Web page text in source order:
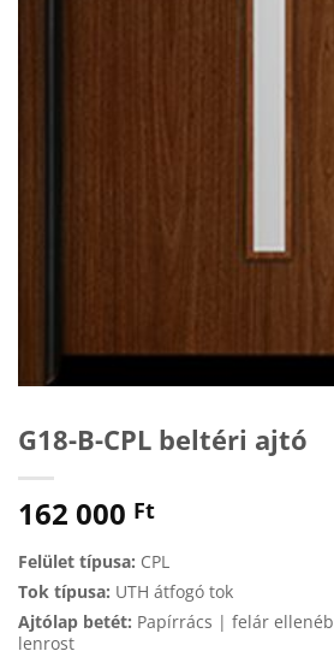
G18-B-CPL beltéri ajtó
162 000 Ft
Felület típusa: CPL
Tok típusa: UTH átfogó tok
Ajtólap betét: Papírrács | felár
lenrost